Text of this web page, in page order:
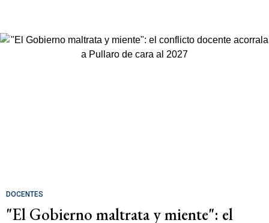
DOCENTES
"El Gobierno maltrata y miente": el